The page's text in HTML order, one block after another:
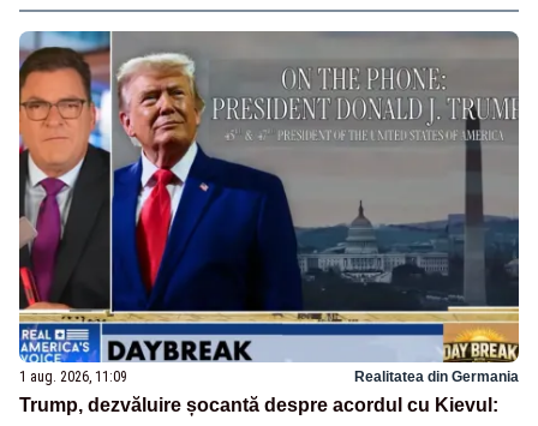
1 aug. 2026, 11:09 Realitatea din Germania
Trump, dezvăluire șocantă despre acordul cu Kievul: